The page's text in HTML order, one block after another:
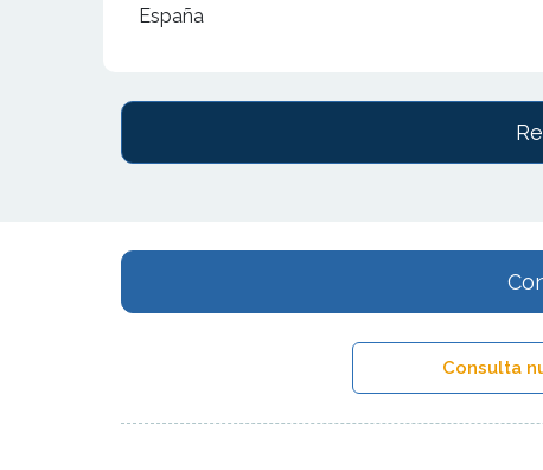
España
Consulta